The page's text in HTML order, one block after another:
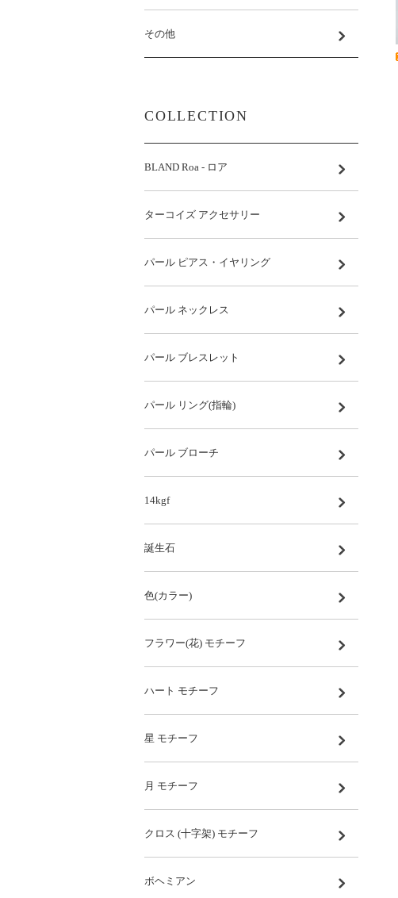
その他
COLLECTION
BLAND Roa - ロア
ターコイズ アクセサリー
パール ピアス・イヤリング
パール ネックレス
パール ブレスレット
パール リング(指輪)
パール ブローチ
14kgf
誕生石
色(カラー)
フラワー(花) モチーフ
ハート モチーフ
星 モチーフ
月 モチーフ
クロス (十字架) モチーフ
ボヘミアン